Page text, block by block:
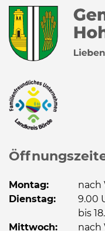
Montag:
nach
Dienstag:
9.00
bis
Mittwoch:
nach